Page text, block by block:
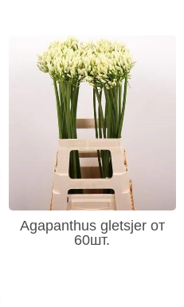
Agapanthus gletsjer от
60шт.